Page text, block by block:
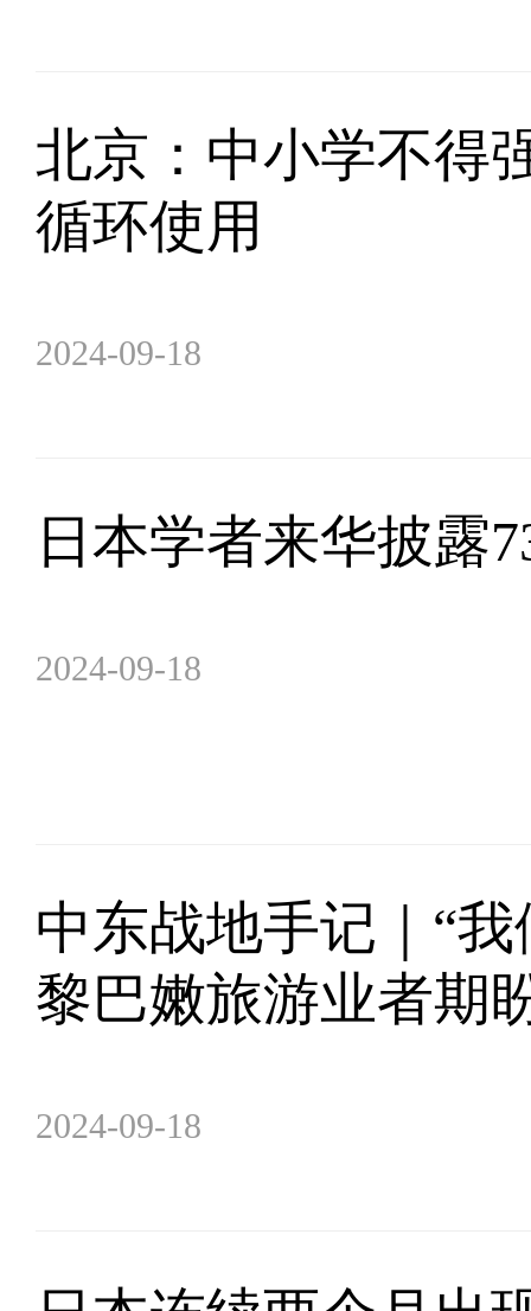
北京：中小学不得
循环使用
2024-09-18
日本学者来华披露
2024-09-18
中东战地手记｜“
黎巴嫩旅游业者期
2024-09-18